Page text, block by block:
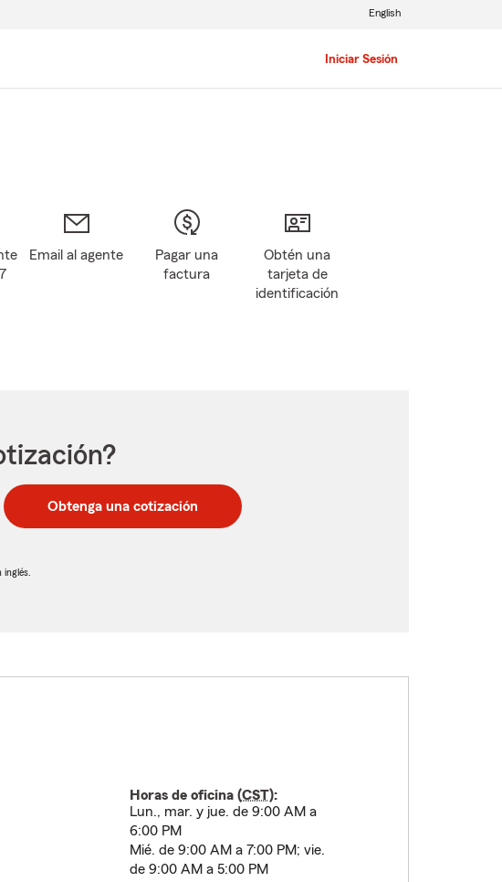
Iniciar Sesión
English
Email al agente
Pagar una
factura
Obtén una
tarjeta de
identificación
Obtenga una cotización
inglés.
Horas de oficina (CST):
Lun., mar. y jue. de 9:00 AM a
6:00 PM
Mié. de 9:00 AM a 7:00 PM; vie.
de 9:00 AM a 5:00 PM